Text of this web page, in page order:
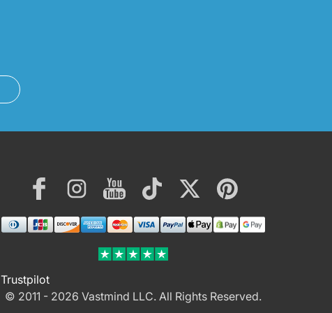
FacebookInstagramYouTube TikTok Twitter Pinterest
Payment
Trustpilot
© 2011 - 2026 Vastmind LLC. All Rights Reserved.